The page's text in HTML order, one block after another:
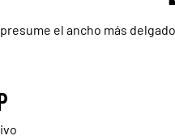
presume el ancho más